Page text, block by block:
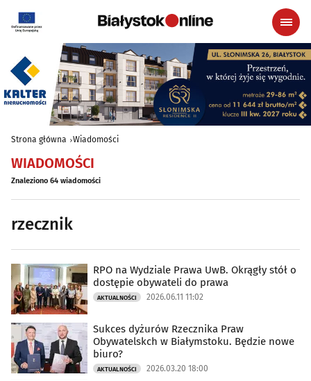
Strona główna Wiadomości
WIADOMOŚCI
Znaleziono 64 wiadomości
rzecznik
RPO na Wydziale Prawa UwB. Okrągły stół o
dostępie obywateli do prawa
AKTUALNOŚCI 2026.06.11 11:02
Sukces dyżurów Rzecznika Praw
Obywatelskch w Białymstoku. Będzie nowe
biuro?
AKTUALNOŚCI 2026.03.20 18:00